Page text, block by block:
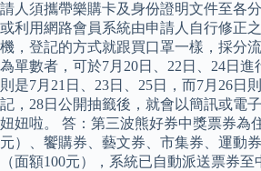
請人須攜帶樂購卡及身份證明文件至各
或利用網路會員系統由申請人自行修正
機，登記的方式就跟買口罩一樣，採分
為單數者，可於7月20日、22日、24日進
則是7月21日、23日、25日，而7月26日
記，28日公開抽籤後，就會以簡訊或電
妞妞啦。 答：第三波熊好券中獎票券為
元）、饗購券、藝文券、市集券、運動
（面額100元），系統已自動派送票券